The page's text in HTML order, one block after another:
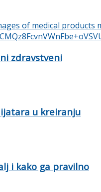
zdravstveni
u kreiranju
i kako ga pravilno